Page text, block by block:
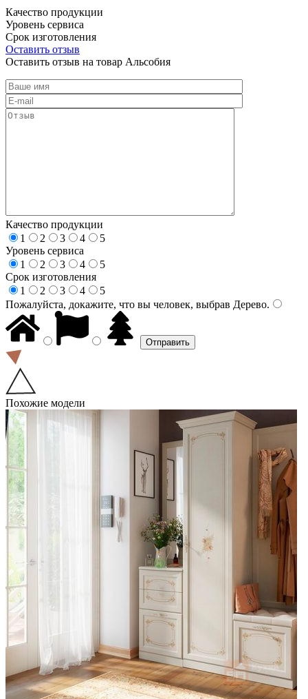
Качество продукции
Уровень сервиса
Срок изготовления
Оставить отзыв
Оставить отзыв на товар Альсобия
Качество продукции
1
2 3 4
5
Уровень сервиса
1
2 3 4
5
Срок изготовления
1
2 3 4
5
Пожалуйста, докажите, что вы человек, выбрав Дерево.
Похожие модели